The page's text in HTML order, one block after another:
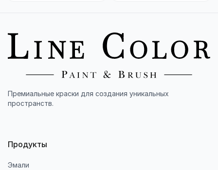
Премиальные краски для создания уникальных
пространств.
Продукты
Эмали